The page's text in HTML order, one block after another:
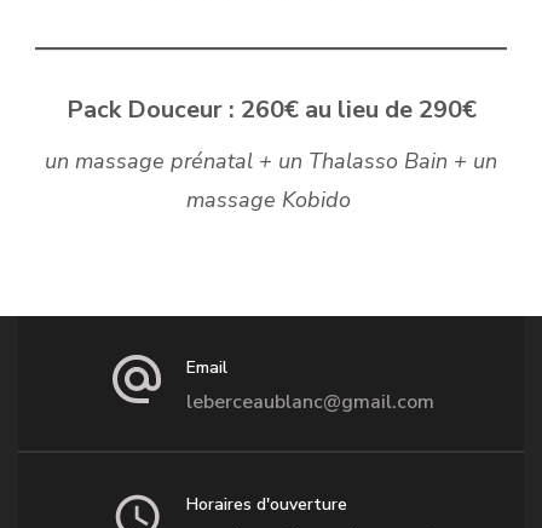
Pack Douceur : 260€ au lieu de 290€
un massage prénatal + un Thalasso Bain + un
massage Kobido
Email
leberceaublanc@gmail.com
Horaires d'ouverture